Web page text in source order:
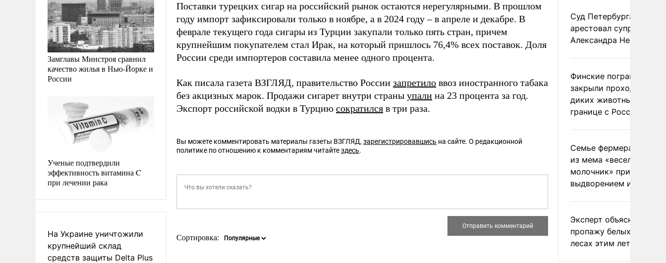
Замглавы Минстроя сравнил
качество жилья в Нью-Йорке и
России
Ученые подтвердили
эффективность витамина C
при лечении рака
На Украине уничтожили
крупнейший склад
средств защиты Delta Plus
Поставки турецких сигар на российский рынок остаются нерегулярными. В прошлом
году импорт зафиксировали только в ноябре, а в 2024 году – в апреле и декабре. В
феврале текущего года сигары из Турции закупали только пять стран, причем
крупнейшим покупателем стал Ирак, на который пришлось 76,4% всех поставок. Доля
России среди импортеров составила менее одного процента.
Как писала газета ВЗГЛЯД, правительство России запретило ввоз иностранного табака
без акцизных марок. Продажи сигарет внутри страны упали на 23 процента за год.
Экспорт российской водки в Турцию сократился в три раза.
Вы можете комментировать материалы газеты ВЗГЛЯД, зарегистрировавшись на сайте. О редакционной
политике по отношению к комментариям читайтездесь.
Сортировка:
Суд Петербурга заочно
арестовал супругу
Александра Невзорова
Финские пограничники
закрыли проходы для
диких животных на
границе с Россией
Семье фермера
из мема «веселый
молочник» пригрозили
выдворением из
Эксперт объяснил
пропажу белых грибов
лесах этим летом